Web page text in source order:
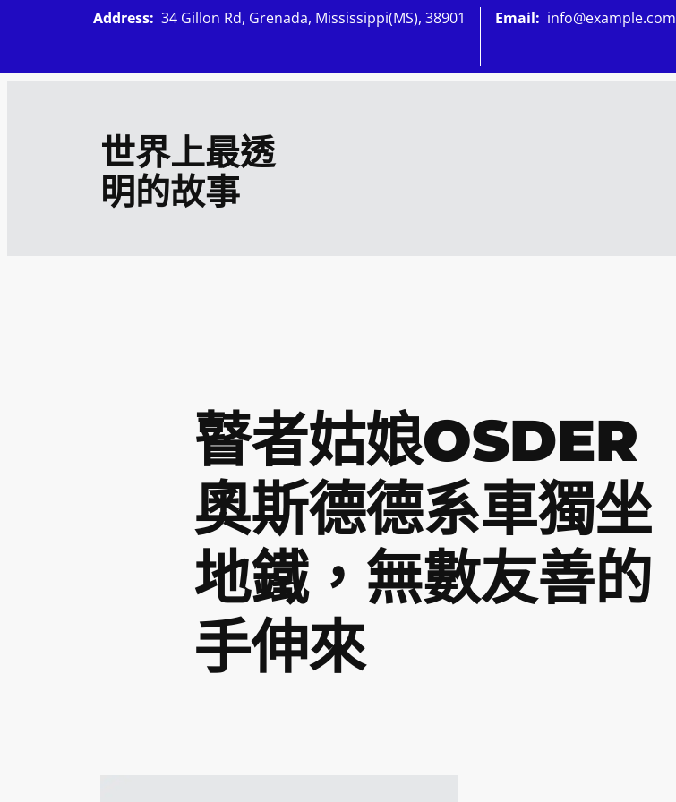
主
世界上最透
明的故事
Address: 34 Gillon Rd, Grenada, Mississippi(MS), 38901 Email: info@example.com
瞽者姑娘OSDER
奧斯德德系車獨坐
地鐵，無數友善的
手伸來